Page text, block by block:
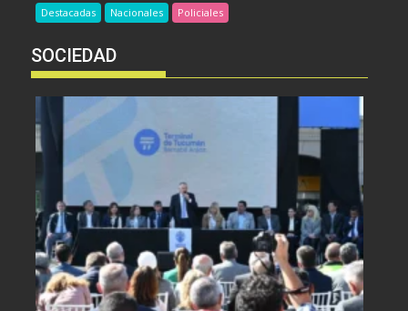
Destacadas Nacionales Policiales
SOCIEDAD